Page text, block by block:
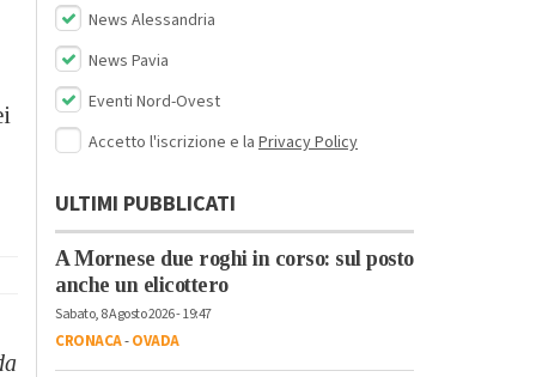
News Alessandria
News Pavia
Eventi Nord-Ovest
Accetto l'iscrizione e la Privacy Policy
ULTIMI PUBBLICATI
A Mornese due roghi in corso: sul posto
anche un elicottero
Sabato, 8 Agosto 2026 - 19:47
CRONACA-OVADA